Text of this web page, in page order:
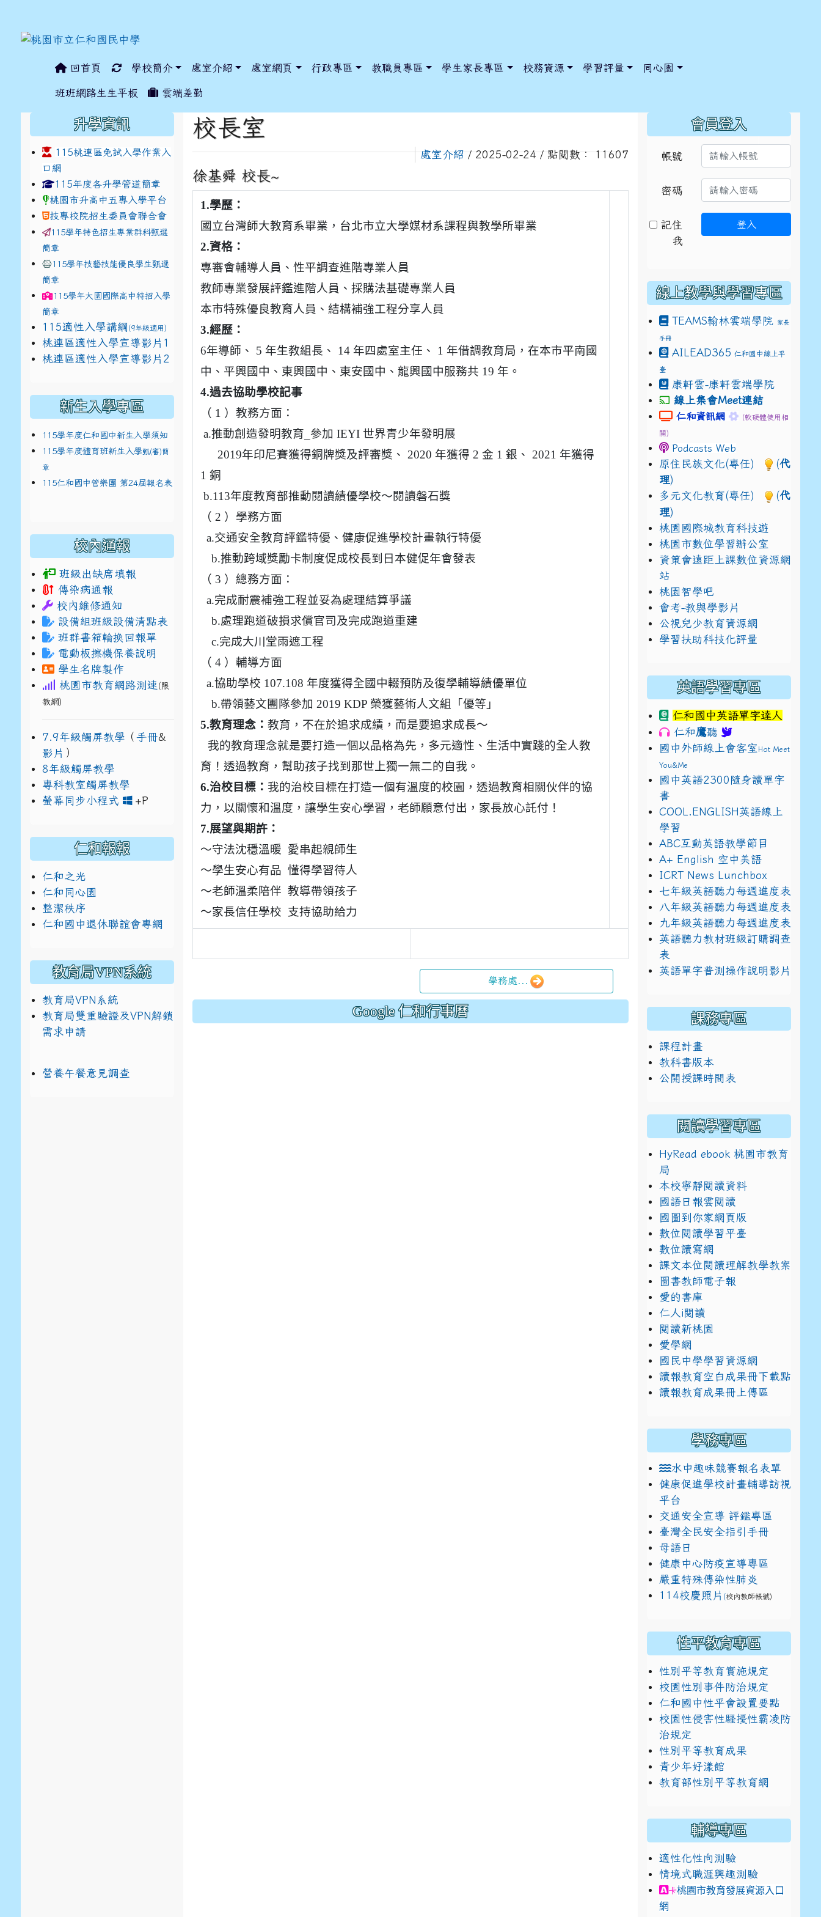
回首頁 學校簡介 處室介紹 處室網頁 行政專區 教職員專區 學生家長專區 校務資源 學習評量 同心園
班班網路生生平板 雲端差勤
:::
校長室
處室介紹/ 2025-02-24 / 點閱數： 11607
徐基舜 校長~
1.學歷：
國立台灣師大教育系畢業，台北市立大學媒材系課程與教學所畢業
2.資格：
專審會輔導人員、性平調查進階專業人員
教師專業發展評鑑進階人員、採購法基礎專業人員
本市特殊優良教育人員、結構補強工程分享人員
3.經歷：
6年導師、 5 年生教組長、 14 年四處室主任、 1 年借調教育局，在本市平南國
中、平興國中、東興國中、東安國中、龍興國中服務共 19 年。
4.過去協助學校記事
（ 1 ）教務方面：
a.推動創造發明教育_參加 IEYI 世界青少年發明展
2019年印尼賽獲得銅牌獎及評審獎、 2020 年獲得 2 金 1 銀、 2021 年獲得
1 銅
b.113年度教育部推動閱讀績優學校～閱讀磐石獎
（ 2 ）學務方面
a.交通安全教育評鑑特優、健康促進學校計畫執行特優
b.推動跨域獎勵卡制度促成校長到日本健促年會發表
（ 3 ）總務方面：
a.完成耐震補強工程並妥為處理結算爭議
b.處理跑道破損求償官司及完成跑道重建
c.完成大川堂雨遮工程
（ 4 ）輔導方面
a.協助學校 107.108 年度獲得全國中輟預防及復學輔導績優單位
b.帶領藝文團隊參加 2019 KDP 榮獲藝術人文組「優等」
5.教育理念： 教育，不在於追求成績，而是要追求成長～
我的教育理念就是要打造一個以品格為先，多元適性、生活中實踐的全人教
育！透過教育，幫助孩子找到那世上獨一無二的自我。
6.治校目標： 我的治校目標在打造一個有溫度的校園，透過教育相關伙伴的協
力，以關懷和溫度，讓學生安心學習，老師願意付出，家長放心託付！
7.展望與期許：
～守法沈穩溫暖 愛串起親師生
～學生安心有品 懂得學習待人
～老師溫柔陪伴 教導帶領孩子
～家長信任學校 支持協助給力
學務處...
Google 仁和行事曆
升學資訊
115桃連區免試入學作業入
口網
link to https://www.jhjhs.tyc.edu.tw/modules/tadnews/index.php?nsn=5425
115年度各升學管道簡章link to http://tyc.entry.edu.tw/NoExamImitate_TL/NoExamImitateHome/Page/Public/ChooseSys?s=05 style=font-size: 1rem; background-
link to http://tyc.entry.edu.tw/NoExamImitate_TL/NoExamImitateHome/Page/Public/ChooseSys?s=05 style=font-size: 1rem; background-
桃園市升高中五專入學平台
技專校院招生委員會聯合會
115學年特色招生專業群科甄選
簡章
115學年技藝技能優良學生甄選
簡章
115學年大園國際高中特招入學
簡章
115適性入學講綱 (9年級適用)
link to https://docs.google.com/presentation/d/1x3bih9gNpRNolaz0znBOn--g7OisECve/
桃連區適性入學宣導影片1
link to https://docs.google.com/presentation/d/1x3bih9gNpRNolaz0znBOn--g7OisECve/
桃連區適性入學宣導影片2 114適性入學講綱 1111ㄅㄅlink to https://docs.go114適性入學講綱 ogle.com/presentation/d/
新生入學專區
115學年度仁和國中新生入學須知
115學年度體育班新生入學甄(審)簡
章
115仁和國中管樂團 第24屆報名表
校內通報
班級出缺席填報
傳染病通報
校內維修通知
設備組班級設備清點表
班群書箱輪換回報單
電動板擦機保養說明
學生名牌製作
桃園市教育網路測速 (限
教網)
7.9年級觸屏教學 （ 手冊&
影片 ）
8年級觸屏教學
專科教室觸屏教學
螢幕同步小程式
+Plink to https://www.jhjhs.tyc.edu.tw/uploads/tad_blocks/file/
link to https://drive.google.com/file/d/1DRAbt49kEePJ5_zYCA1AuLinl3dysZ_8/view?usp=sharing
仁和報報
仁和之光
仁和同心園
整潔秩序
仁和國中退休聯誼會專網
教育局VPN系統
教育局VPN系統
教育局雙重驗證及VPN解鎖
需求申請
營養午餐意見調查
會員登入
帳號
密碼
記住
我
登入
線上教學與學習專區
TEAMS翰林雲端學院 家長
手冊
AILEAD365 仁和國中線上平
臺
康軒雲-康軒雲端學院
線上集會Meet連結
link to https://
仁和資訊網 link to https://
(軟硬體使用相
關)
Podcasts Web
原住民族文化(專任) (代
理)
多元文化教育(專任)
(代
理)
桃園國際城教育科技遊
桃園市數位學習辦公室
資策會遠距上課數位資源網
站
桃園智學吧
會考-教與學影片
公視兒少教育資源網
學習扶助科技化評量
英語學習專區
仁和國中英語單字達人
仁和鷹聽
國中外師線上會客室Hot Meet
You&Me
國中英語2300隨身讀單字
書
COOL.ENGLISH英語線上
學習
ABC互動英語教學節目
A+ English 空中美語
ICRT News Lunchbox
七年級英語聽力每週進度表
八年級英語聽力每週進度表
九年級英語聽力每週進度表
英語聽力教材班級訂購調查
表
英語單字普測操作說明影片
課務專區
課程計畫
教科書版本
公開授課時間表
閱讀學習專區
HyRead ebook 桃園市教育
局
本校寧靜閱讀資料
國語日報雲閱讀
國圖到你家網頁版
數位閱讀學習平臺
數位讀寫網
課文本位閱讀理解教學教案
圖書教師電子報
愛的書庫
仁人i閱讀
閱讀新桃園
愛學網
國民中學學習資源網
讀報教育空白成果冊下載點
讀報教育成果冊上傳區
學務專區
水中趣味競賽報名表單
健康促進學校計畫輔導訪視
平台
交通安全宣導 評鑑專區
臺灣全民安全指引手冊
母語日
健康中心防疫宣導專區
嚴重特殊傳染性肺炎
114校慶照片 (校內教師帳號)
性平教育專區
性別平等教育實施規定
校園性別事件防治規定
仁和國中性平會設置要點
校園性侵害性騷擾性霸凌防
治規定
性別平等教育成果
青少年好漾館
教育部性別平等教育網
輔導專區
適性化性向測驗
情境式職涯興趣測驗
link to https://
卡桃園市教育發展資源入口
網